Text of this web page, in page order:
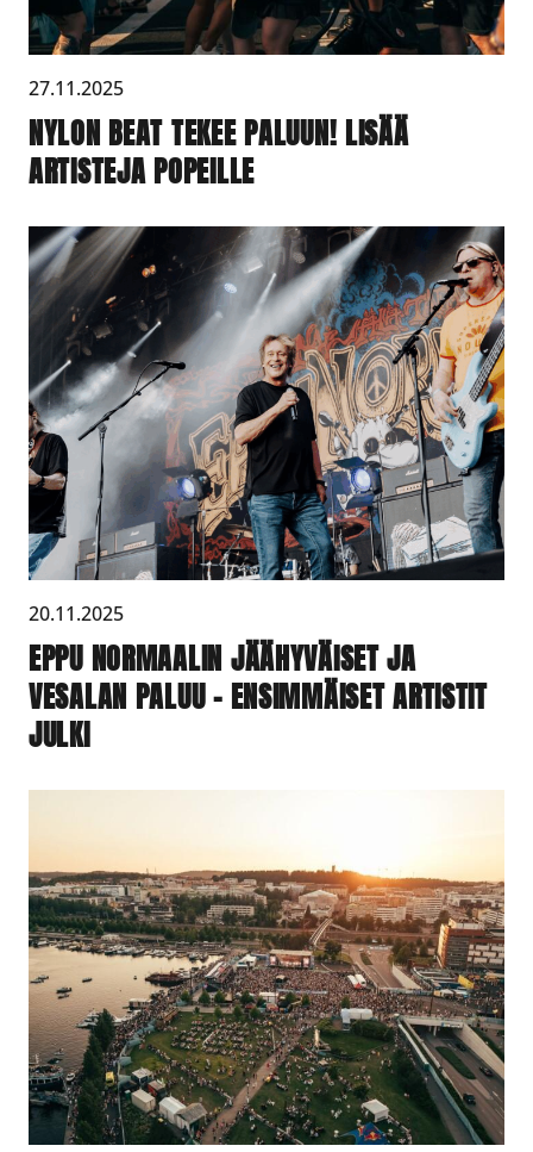
27.11.2025
NYLON BEAT TEKEE PALUUN! LISÄÄ
ARTISTEJA POPEILLE
20.11.2025
EPPU NORMAALIN JÄÄHYVÄISET JA
VESALAN PALUU – ENSIMMÄISET ARTISTIT
JULKI